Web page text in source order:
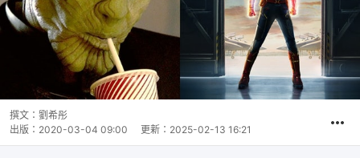
撰文： 劉希彤
出版： 2020-03-04 09:00 更新： 2025-02-13 16:21